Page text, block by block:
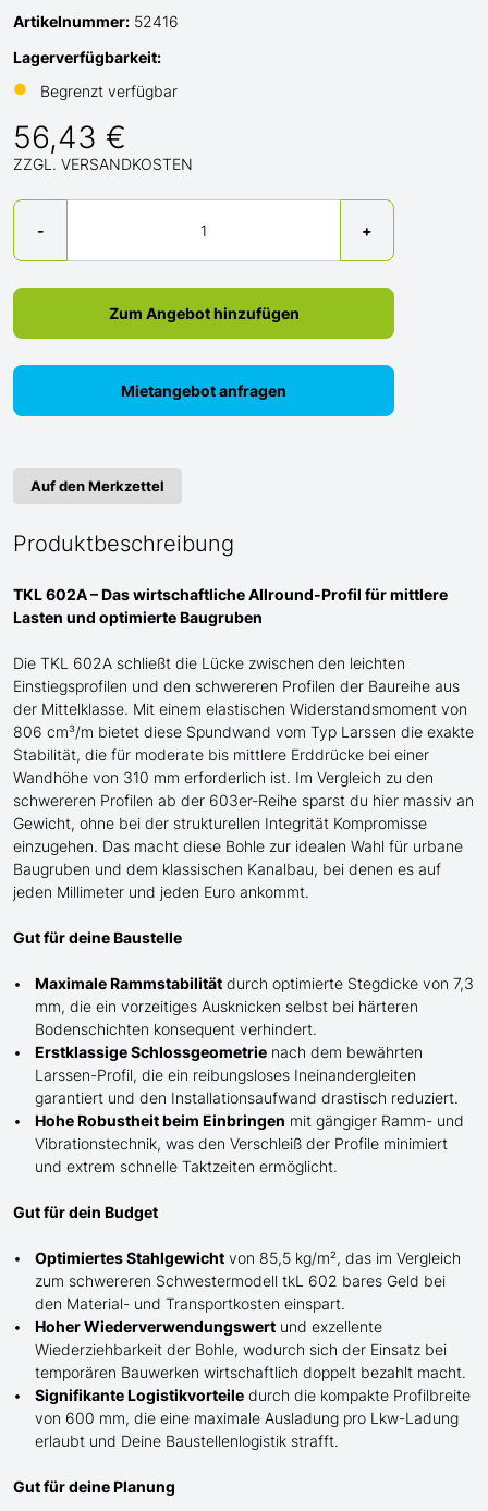
Artikelnummer: 52416
Lagerverfügbarkeit:
●
Begrenzt verfügbar
56,43 €
ZZGL. VERSANDKOSTEN
-
Menge
+
Zum Angebot hinzufügen
Mietangebot anfragen
Auf den Merkzettel
Produktbeschreibung
TKL 602A – Das wirtschaftliche Allround-Profil für mittlere
Lasten und optimierte Baugruben
Die TKL 602A schließt die Lücke zwischen den leichten
Einstiegsprofilen und den schwereren Profilen der Baureihe aus
der Mittelklasse. Mit einem elastischen Widerstandsmoment von
806 cm³/m bietet diese Spundwand vom Typ Larssen die exakte
Stabilität, die für moderate bis mittlere Erddrücke bei einer
Wandhöhe von 310 mm erforderlich ist. Im Vergleich zu den
schwereren Profilen ab der 603er-Reihe sparst du hier massiv an
Gewicht, ohne bei der strukturellen Integrität Kompromisse
einzugehen. Das macht diese Bohle zur idealen Wahl für urbane
Baugruben und dem klassischen Kanalbau, bei denen es auf
jeden Millimeter und jeden Euro ankommt.
Gut für deine Baustelle
Maximale Rammstabilität durch optimierte Stegdicke von 7,3
mm, die ein vorzeitiges Ausknicken selbst bei härteren
Bodenschichten konsequent verhindert.
Erstklassige Schlossgeometrie nach dem bewährten
Larssen-Profil, die ein reibungsloses Ineinandergleiten
garantiert und den Installationsaufwand drastisch reduziert.
Hohe Robustheit beim Einbringen mit gängiger Ramm- und
Vibrationstechnik, was den Verschleiß der Profile minimiert
und extrem schnelle Taktzeiten ermöglicht.
Gut für dein Budget
Optimiertes Stahlgewicht von 85,5 kg/m², das im Vergleich
zum schwereren Schwestermodell tkL 602 bares Geld bei
den Material- und Transportkosten einspart.
Hoher Wiederverwendungswert und exzellente
Wiederziehbarkeit der Bohle, wodurch sich der Einsatz bei
temporären Bauwerken wirtschaftlich doppelt bezahlt macht.
Signifikante Logistikvorteile durch die kompakte Profilbreite
von 600 mm, die eine maximale Ausladung pro Lkw-Ladung
erlaubt und Deine Baustellenlogistik strafft.
Gut für deine Planung